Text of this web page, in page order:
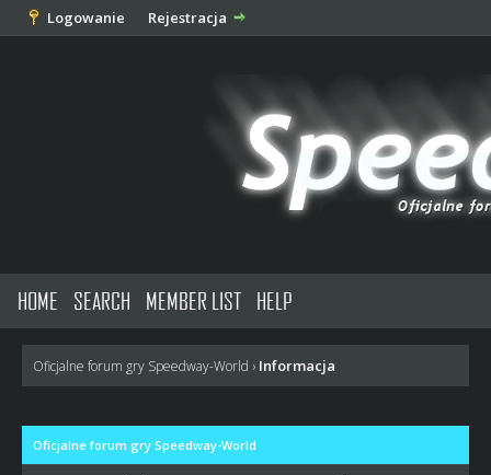
Logowanie Rejestracja
HOME SEARCH MEMBER LIST HELP
Oficjalne forum gry Speedway-World › Informacja
Oficjalne forum gry Speedway-World